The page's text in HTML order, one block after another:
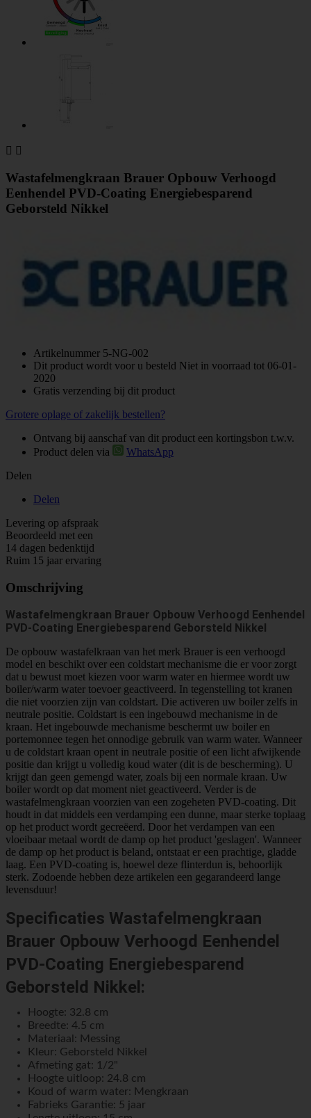
 
Wastafelmengkraan Brauer Opbouw Verhoogd
Eenhendel PVD-Coating Energiebesparend
Geborsteld Nikkel
Artikelnummer 5-NG-002
Dit product wordt voor u besteld Niet in voorraad tot 06-01-
2020
Gratis verzending bij dit product
Grotere oplage of zakelijk bestellen?
Ontvang bij aanschaf van dit product een kortingsbon t.w.v.
Product delen via
WhatsApp
Delen
Delen
Levering op afspraak
Beoordeeld met een
14 dagen bedenktijd
Ruim 15 jaar ervaring
Omschrijving
Wastafelmengkraan Brauer Opbouw Verhoogd Eenhendel
PVD-Coating Energiebesparend Geborsteld Nikkel
De opbouw wastafelkraan van het merk Brauer is een verhoogd
model en beschikt over een coldstart mechanisme die er voor zorgt
dat u bewust moet kiezen voor warm water en hiermee wordt uw
boiler/warm water toevoer geactiveerd. In tegenstelling tot kranen
die niet voorzien zijn van coldstart. Die activeren uw boiler zelfs in
neutrale positie. Coldstart is een ingebouwd mechanisme in de
kraan. Het ingebouwde mechanisme beschermt uw boiler en
portemonnee tegen het onnodige gebruik van warm water. Wanneer
u de coldstart kraan opent in neutrale positie of een licht afwijkende
positie dan krijgt u volledig koud water (dit is de bescherming). U
krijgt dan geen gemengd water, zoals bij een normale kraan. Uw
boiler wordt op dat moment niet geactiveerd. Verder is de
wastafelmengkraan voorzien van een zogeheten PVD-coating. Dit
houdt in dat middels een verdamping een dunne, maar sterke toplaag
op het product wordt gecreëerd. Door het verdampen van een
vloeibaar metaal wordt de damp op het product 'geslagen'. Wanneer
de damp op het product is beland, ontstaat er een prachtige, gladde
laag. Een PVD-coating is, hoewel deze flinterdun is, behoorlijk
sterk. Zodoende hebben deze artikelen een gegarandeerd lange
levensduur!
Specificaties Wastafelmengkraan
Brauer Opbouw Verhoogd Eenhendel
PVD-Coating Energiebesparend
Geborsteld Nikkel:
Hoogte: 32.8 cm
Breedte: 4.5 cm
Materiaal: Messing
Kleur: Geborsteld Nikkel
Afmeting gat: 1/2"
Hoogte uitloop: 24.8 cm
Koud of warm water: Mengkraan
Fabrieks Garantie: 5 jaar